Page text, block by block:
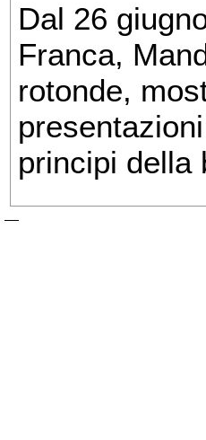
Dal 26
Franca,
rotonde,
principi della